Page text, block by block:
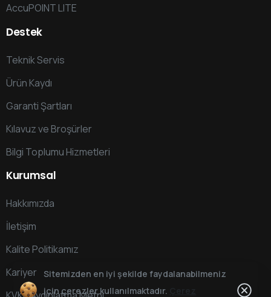
AccuPOINT LITE
Destek
Teknik Servis
Ürün Kaydı
Garanti Şartları
Kılavuz ve Broşürler
Bilgi Toplumu Hizmetleri
Kurumsal
Hakkımızda
İletişim
Kalite Politikamız
Kariyer Sitemizden en iyi şekilde faydalanabilmeniz
için çerezler kullanılmaktadır.